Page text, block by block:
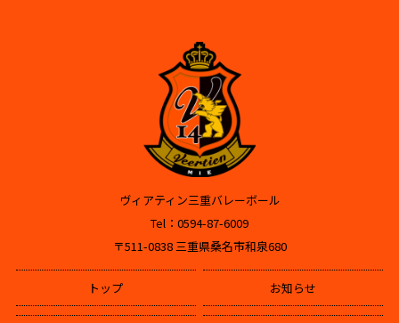
ヴィアティン三重バレーボール
Tel：0594-87-6009
〒511-0838 三重県桑名市和泉680
トップ お知らせ